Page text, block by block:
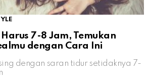
7-8 Jam, Temukan
dengan Cara Ini
dengan saran tidur setidaknya 7-